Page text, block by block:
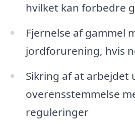
hvilket kan forbedre
Fjernelse af gammel
jordforurening, hvis
Sikring af at arbejdet
overensstemmelse
reguleringer